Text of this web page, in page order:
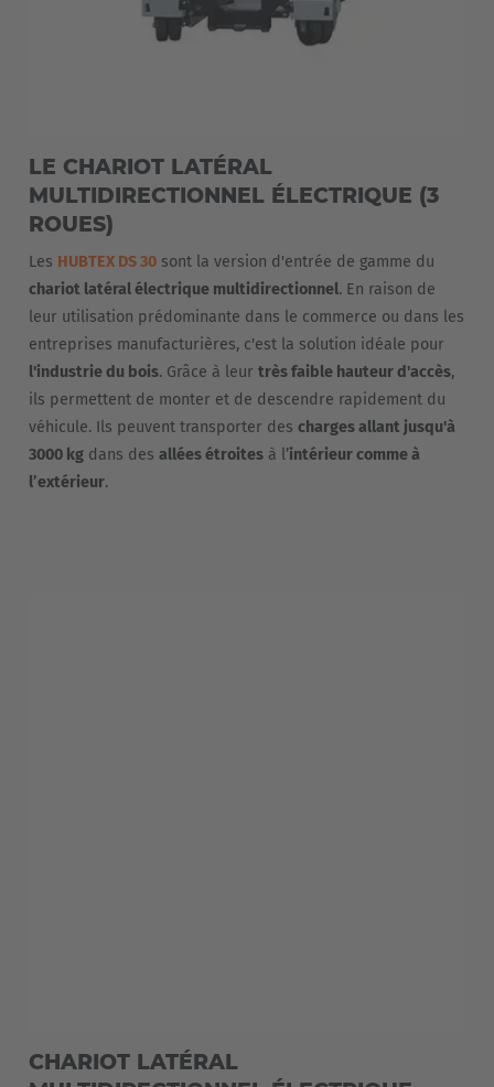
LE CHARIOT LATÉRAL
MULTIDIRECTIONNEL ÉLECTRIQUE (3
ROUES)
Les HUBTEX DS 30 sont la version d'entrée de gamme du
chariot latéral électrique multidirectionnel. En raison de
leur utilisation prédominante dans le commerce ou dans les
entreprises manufacturières, c'est la solution idéale pour
l'industrie du bois. Grâce à leur très faible hauteur d'accès,
ils permettent de monter et de descendre rapidement du
véhicule. Ils peuvent transporter des charges allant jusqu'à
3000 kg dans des allées étroites à l’intérieur comme à
l’extérieur.
CHARIOT LATÉRAL